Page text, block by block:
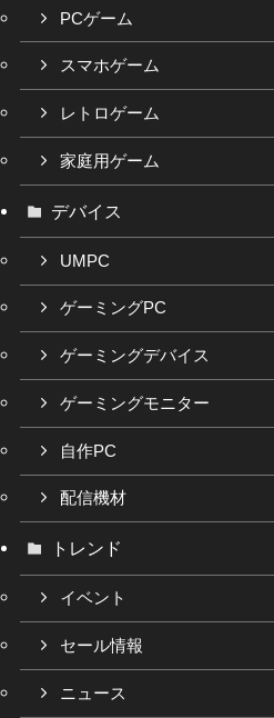
PCゲーム
スマホゲーム
レトロゲーム
家庭用ゲーム
デバイス
UMPC
ゲーミングPC
ゲーミングデバイス
ゲーミングモニター
自作PC
配信機材
トレンド
イベント
セール情報
ニュース